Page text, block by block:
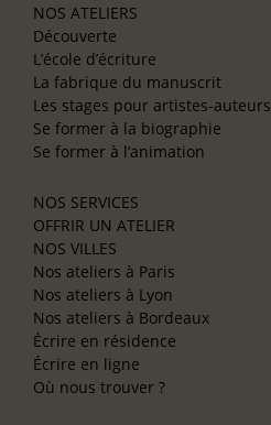
NOS ATELIERS
Découverte
L’école d’écriture
La fabrique du manuscrit
Les stages pour artistes-auteurs
Se former à la biographie
Se former à l’animation
NOS SERVICES
OFFRIR UN ATELIER
NOS VILLES
Nos ateliers à Paris
Nos ateliers à Lyon
Nos ateliers à Bordeaux
Écrire en résidence
Écrire en ligne
Où nous trouver ?